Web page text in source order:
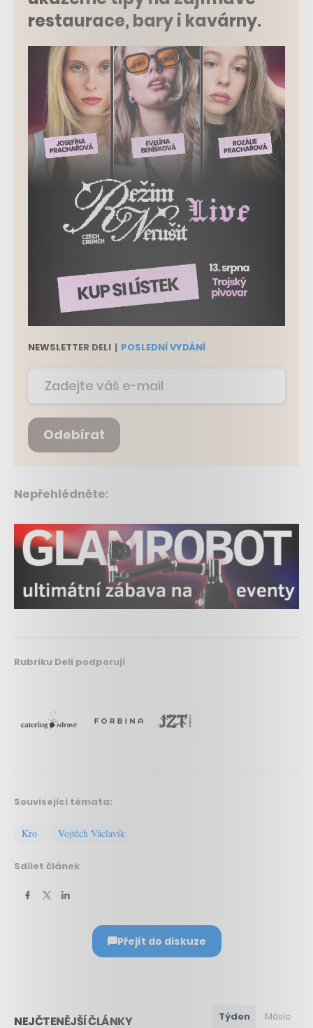
restaurace, bary i kavárny.
NEWSLETTER DELI | POSLEDNÍ VYDÁNÍ
Odebírat
Nepřehlédněte:
Rubriku Deli podporují
Související témata:
Kro Vojtěch Václavík
Sdílet článek
Přejít do diskuze
NEJČTENĚJŠÍ ČLÁNKY Týden Měsíc